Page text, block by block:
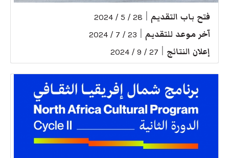
فتح باب التقديم 28 / 5 / 2024
آخر موعد للتقديم 23 / 7 / 2024
إعلان النتائج 27 / 9 / 2024